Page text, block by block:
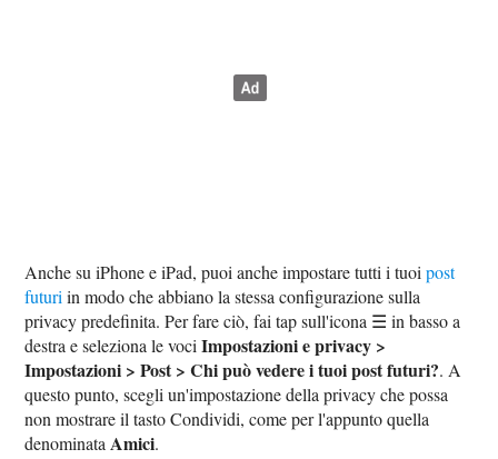
Anche su iPhone e iPad, puoi anche impostare tutti i tuoipost
futuri in modo che abbiano la stessa configurazione sulla
privacy predefinita. Per fare ciò, fai tap sull'icona ☰ in basso a
destra e seleziona le vociImpostazioni e privacy >
Impostazioni > Post > Chi può vedere i tuoi post futuri?. A
questo punto, scegli un'impostazione della privacy che possa
non mostrare il tasto Condividi, come per l'appunto quella
denominata Amici.